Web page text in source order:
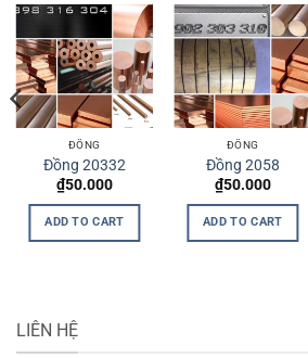
ĐỒNG
Đồng 20332
₫50.000
ADD TO CART
ĐỒNG
Đồng 2058
₫50.000
ADD TO CART
LIÊN HỆ